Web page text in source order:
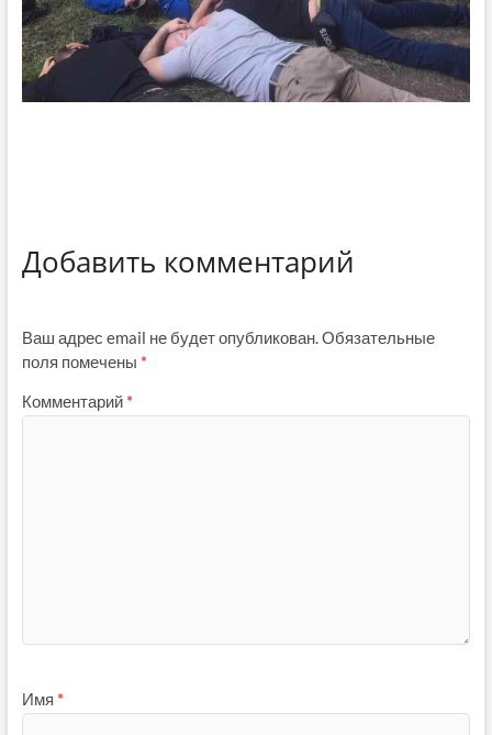
Добавить комментарий
Ваш адрес email не будет опубликован.Обязательные
поля помечены *
Комментарий *
Имя *